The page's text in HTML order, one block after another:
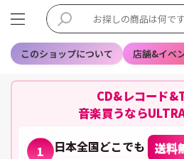
このショップについて 店舗&イベ
CD&レコード
音楽買うなら
1 日本全国どこでも 送料